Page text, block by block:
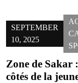
SEPTEMBER
10, 2025
Zone de Sakar
côtés de la